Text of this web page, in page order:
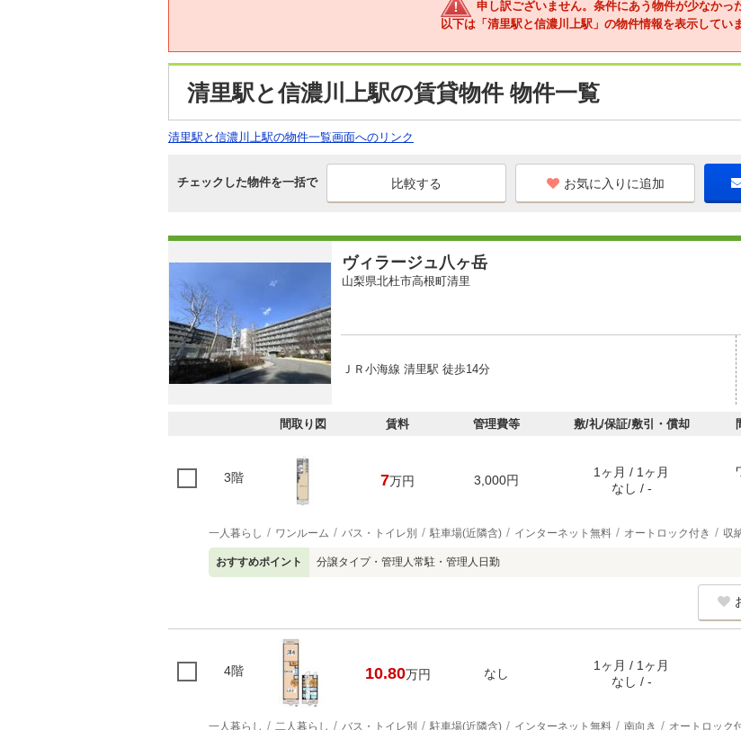
申し訳ございません。条件にあう物件が少なかっ
以下は「清里駅と信濃川上駅」の物件情報を表示していま
清里駅と信濃川上駅の賃貸物件 物件一覧
清里駅と信濃川上駅の物件一覧画面へのリンク
チェックした物件を一括で お気に入りに追加
ヴィラージュ八ヶ岳
山梨県北杜市高根町清里
ＪＲ小海線 清里駅 徒歩14分
間取り図 賃料 管理費等 敷/礼/保証/敷引・償却
3階 7万円 3,000円
1ヶ月 / 1ヶ月
なし / -
一人暮らし ワンルーム バス・トイレ別 駐車場(近隣含) インターネット無料 オートロック付き 収
おすすめポイント 分譲タイプ・管理人常駐・管理人日勤
4階 10.80万円 なし
1ヶ月 / 1ヶ月
なし / -
一人暮らし 二人暮らし バス・トイレ別 駐車場(近隣含) インターネット無料 南向き オートロック